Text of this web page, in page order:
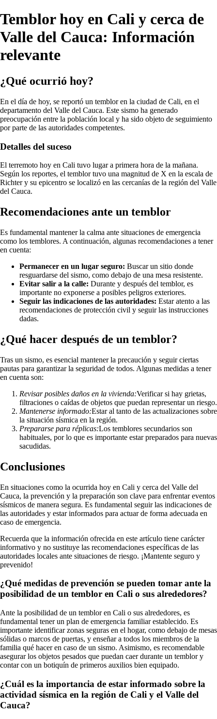
Temblor hoy en Cali y cerca de
Valle del Cauca: Información
relevante
¿Qué ocurrió hoy?
En el día de hoy, se reportó un temblor en la ciudad de Cali, en el
departamento del Valle del Cauca. Este sismo ha generado
preocupación entre la población local y ha sido objeto de seguimiento
por parte de las autoridades competentes.
Detalles del suceso
El terremoto hoy en Cali tuvo lugar a primera hora de la mañana.
Según los reportes, el temblor tuvo una magnitud de X en la escala de
Richter y su epicentro se localizó en las cercanías de la región del Valle
del Cauca.
Recomendaciones ante un temblor
Es fundamental mantener la calma ante situaciones de emergencia
como los temblores. A continuación, algunas recomendaciones a tener
en cuenta:
Permanecer en un lugar seguro: Buscar un sitio donde
resguardarse del sismo, como debajo de una mesa resistente.
Evitar salir a la calle: Durante y después del temblor, es
importante no exponerse a posibles peligros exteriores.
Seguir las indicaciones de las autoridades: Estar atento a las
recomendaciones de protección civil y seguir las instrucciones
dadas.
¿Qué hacer después de un temblor?
Tras un sismo, es esencial mantener la precaución y seguir ciertas
pautas para garantizar la seguridad de todos. Algunas medidas a tener
en cuenta son:
Revisar posibles daños en la vivienda:Verificar si hay grietas,
filtraciones o caídas de objetos que puedan representar un riesgo.
Mantenerse informado:Estar al tanto de las actualizaciones sobre
la situación sísmica en la región.
Prepararse para réplicas:Los temblores secundarios son
habituales, por lo que es importante estar preparados para nuevas
sacudidas.
Conclusiones
En situaciones como la ocurrida hoy en Cali y cerca del Valle del
Cauca, la prevención y la preparación son clave para enfrentar eventos
sísmicos de manera segura. Es fundamental seguir las indicaciones de
las autoridades y estar informados para actuar de forma adecuada en
caso de emergencia.
Recuerda que la información ofrecida en este artículo tiene carácter
informativo y no sustituye las recomendaciones específicas de las
autoridades locales ante situaciones de riesgo. ¡Mantente seguro y
prevenido!
¿Qué medidas de prevención se pueden tomar ante la
posibilidad de un temblor en Cali o sus alrededores?
Ante la posibilidad de un temblor en Cali o sus alrededores, es
fundamental tener un plan de emergencia familiar establecido. Es
importante identificar zonas seguras en el hogar, como debajo de mesas
sólidas o marcos de puertas, y enseñar a todos los miembros de la
familia qué hacer en caso de un sismo. Asimismo, es recomendable
asegurar los objetos pesados que puedan caer durante un temblor y
contar con un botiquín de primeros auxilios bien equipado.
¿Cuál es la importancia de estar informado sobre la
actividad sísmica en la región de Cali y el Valle del
Cauca?